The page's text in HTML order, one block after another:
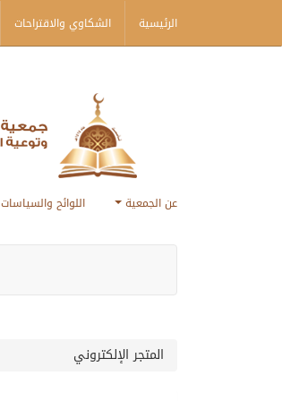
الرئيسية الشكاوي والاقتراحات
عن الجمعية اللوائح والسياسات
المتجر الإلكتروني